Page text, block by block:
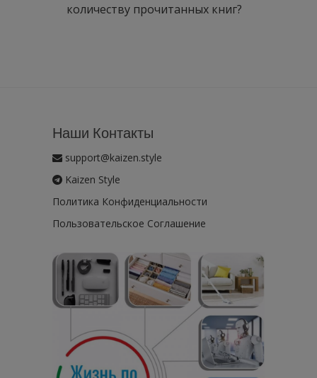
количеству прочитанных книг?
Наши Контакты
support@kaizen.style
Kaizen Style
Политика Конфиденциальности
Пользовательское Соглашение